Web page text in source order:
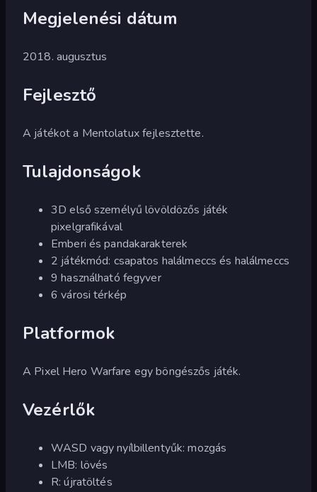
Megjelenési dátum
2018. augusztus
Fejlesztő
A játékot a Mentolatux fejlesztette.
Tulajdonságok
3D első személyű lövöldözős játék
pixelgrafikával
Emberi és pandakarakterek
2 játékmód: csapatos halálmeccs és halálmeccs
9 használható fegyver
6 városi térkép
Platformok
A Pixel Hero Warfare egy böngészős játék.
Vezérlők
WASD vagy nyílbillentyűk: mozgás
LMB: lövés
R: újratöltés